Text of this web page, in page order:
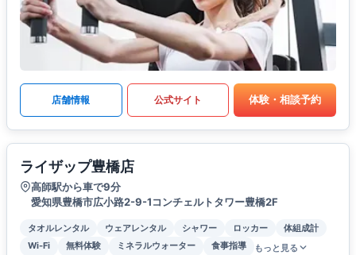
店舗情報 公式サイト 体験・相談予約
ライザップ豊橋店
高師駅から車で9分
愛知県豊橋市広小路2-9-1コンチェルトタワー豊橋2F
タオルレンタル ウェアレンタル シャワー ロッカー
体組成計
Wi-Fi
無料体験 ミネラルウォーター 食事指導 もっと見る